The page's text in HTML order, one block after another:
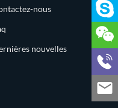
nous
nouvelles